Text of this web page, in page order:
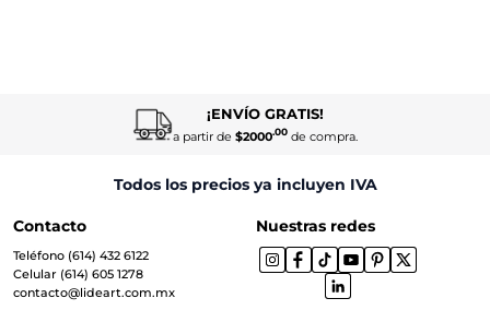
¡ENVÍO GRATIS!
a partir de $2000.00de compra.
Todos los precios ya incluyen IVA
Contacto
Teléfono (614) 432 6122
Celular (614) 605 1278
contacto@lideart.com.mx
Nuestras redes